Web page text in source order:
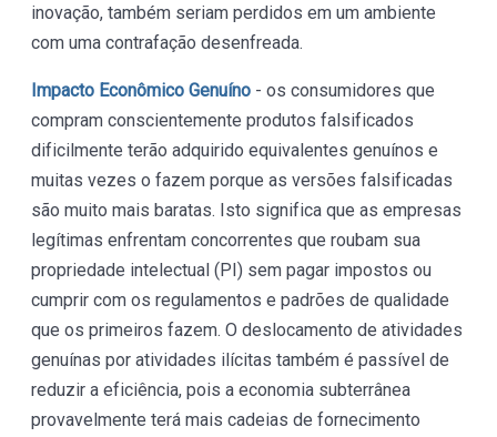
inovação, também seriam perdidos em um ambiente
com uma contrafação desenfreada.
Impacto Econômico Genuíno - os consumidores que
compram conscientemente produtos falsificados
dificilmente terão adquirido equivalentes genuínos e
muitas vezes o fazem porque as versões falsificadas
são muito mais baratas. Isto significa que as empresas
legítimas enfrentam concorrentes que roubam sua
propriedade intelectual (PI) sem pagar impostos ou
cumprir com os regulamentos e padrões de qualidade
que os primeiros fazem. O deslocamento de atividades
genuínas por atividades ilícitas também é passível de
reduzir a eficiência, pois a economia subterrânea
provavelmente terá mais cadeias de fornecimento